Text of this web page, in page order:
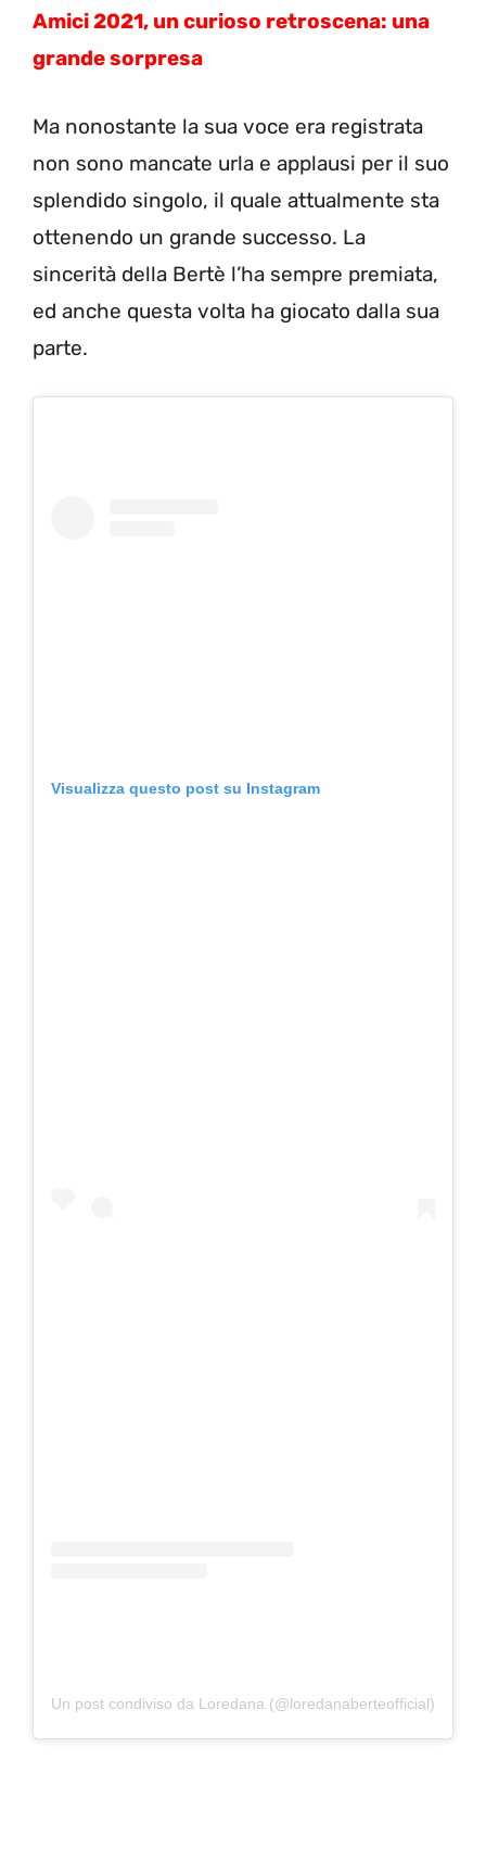
Amici 2021, un curioso retroscena: una
grande sorpresa
Ma nonostante la sua voce era registrata
non sono mancate urla e applausi per il suo
splendido singolo, il quale attualmente sta
ottenendo un grande successo. La
sincerità della Bertè l’ha sempre premiata,
ed anche questa volta ha giocato dalla sua
parte.
Visualizza questo post su Instagram
Un post condiviso da Loredana (@loredanaberteofficial)